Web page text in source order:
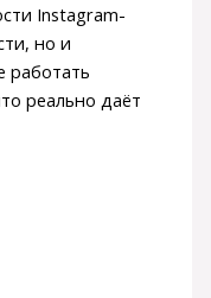
Instagram-
но и
работать
реально даёт